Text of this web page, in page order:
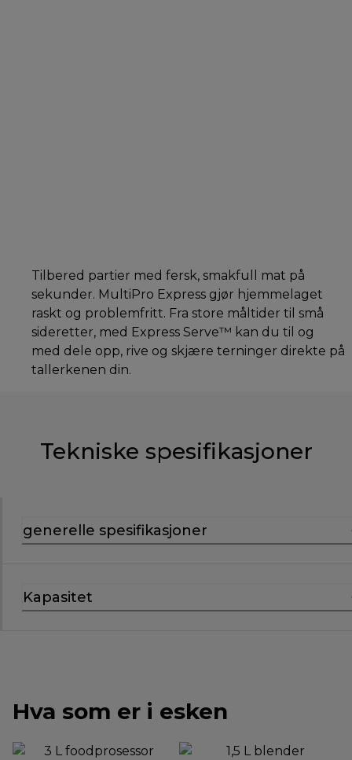
Tilbered partier med fersk, smakfull mat på
sekunder. MultiPro Express gjør hjemmelaget
raskt og problemfritt. Fra store måltider til små
sideretter, med Express Serve™ kan du til og
med dele opp, rive og skjære terninger direkte på
tallerkenen din.
Tekniske spesifikasjoner
generelle spesifikasjoner
Kapasitet
Hva som er i esken